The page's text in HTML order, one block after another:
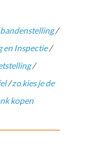
bandenstelling/
en Inspectie/
/
/zo kies je de
kopen